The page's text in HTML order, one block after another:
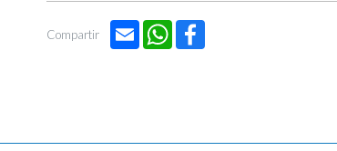
Compartir Email WhatsApp